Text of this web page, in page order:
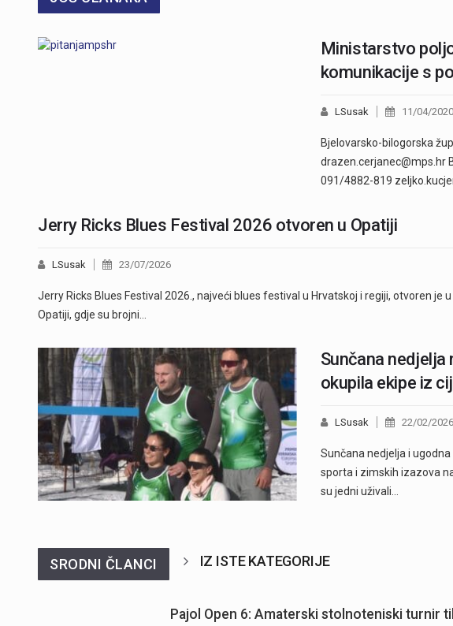
Ministarstvo
komunikacije s
LSusak 11/04/2020
Bjelovarsko-bilogorska
drazen.cerjanec@mps.hr
091/4882-819
Jerry Ricks Blues Festival 2026 otvoren u Opatiji
LSusak 23/07/2026
Jerry Ricks Blues Festival 2026., najveći blues festival u Hrvatskoj i regiji, otvoren je
Opatiji, gdje su brojni…
Sunčana nedjelja
okupila ekipe iz
LSusak 22/02/2026
Sunčana nedjelja i
sporta i zimskih izazova
su jedni uživali…
SRODNI ČLANCI IZ ISTE KATEGORIJE
Pajol Open 6: Amaterski stolnoteniski turnir